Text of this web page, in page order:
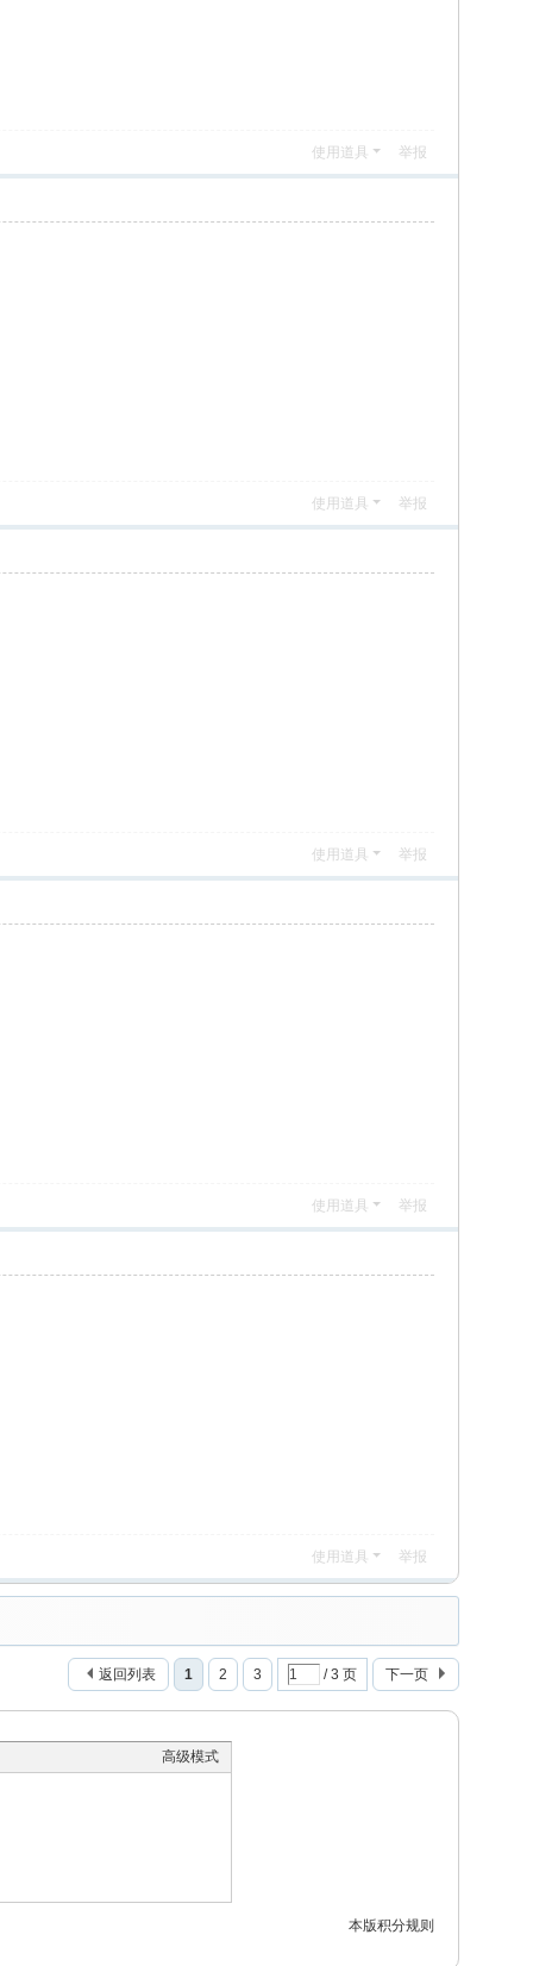
使用道具 举报
使用道具 举报
使用道具 举报
使用道具 举报
使用道具 举报
1 2 3 / 3 页 下一页
返回列表
高级模式
本版积分规则